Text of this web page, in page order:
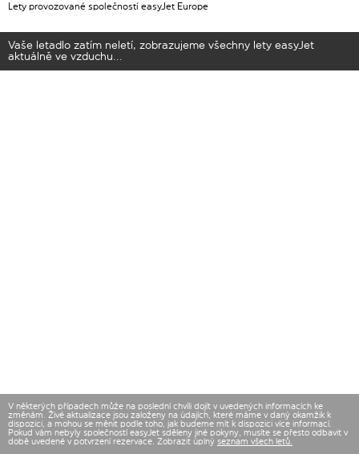
Lety provozované společností easyJet Europe
Vaše letadlo zatím neletí, zobrazujeme všechny lety easyJet
aktuálně ve vzduchu...
V některých případech může na poslední chvíli dojít v uvedených informacích ke
změnám. Živé aktualizace jsou založeny na údajích, které máme v daný okamžik k
dispozici, a mohou se měnit podle toho, jak budeme mít k dispozici více informací.
Pokud vám nebyly společností easyJet sděleny jiné pokyny, musíte se přesto odbavit v
době uvedené v potvrzení rezervace. Zobrazit úplný seznam všech letů.